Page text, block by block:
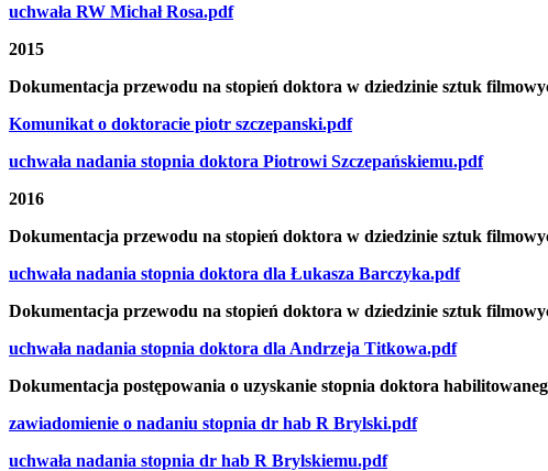
uchwała RW Michał Rosa.pdf
2015
Dokumentacja przewodu na stopień doktora w dziedzinie sztuk
Komunikat o doktoracie piotr szczepanski.pdf
uchwała nadania stopnia doktora Piotrowi Szczepańskiemu.pdf
2016
Dokumentacja przewodu na stopień doktora w dziedzinie sztuk
uchwała nadania stopnia doktora dla Łukasza Barczyka.pdf
Dokumentacja przewodu na stopień doktora w dziedzinie sztuk
uchwała nadania stopnia doktora dla Andrzeja Titkowa.pdf
Dokumentacja postępowania o uzyskanie stopnia doktora
zawiadomienie o nadaniu stopnia dr hab R Brylski.pdf
uchwała nadania stopnia dr hab R Brylskiemu.pdf